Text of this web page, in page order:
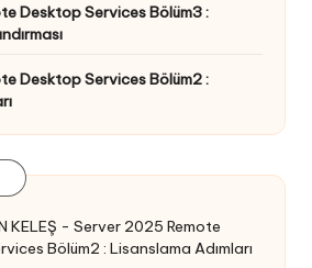
Desktop Services Bölüm3 :
Desktop Services Bölüm2 :
KELEŞ -Server 2025 Remote
Bölüm2 : Lisanslama Adımları